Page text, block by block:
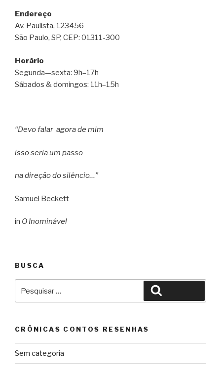
Endereço
Av. Paulista, 123456
São Paulo, SP, CEP: 01311-300
Horário
Segunda—sexta: 9h–17h
Sábados & domingos: 11h–15h
“Devo falar agora de mim
isso seria um passo
na direção do silêncio…”
Samuel Beckett
in O Inominável
BUSCA
CRÔNICAS CONTOS RESENHAS
Sem categoria